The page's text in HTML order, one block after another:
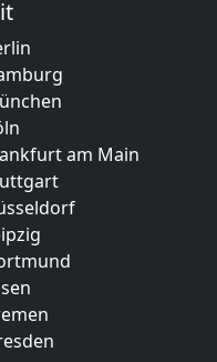
am Main